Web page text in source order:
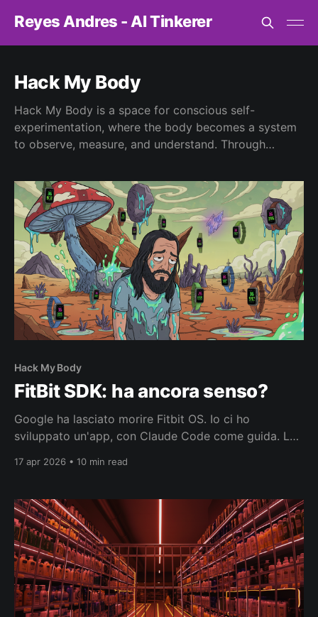
Reyes Andres - AI Tinkerer
Hack My Body
Hack My Body is a space for conscious self-
experimentation, where the body becomes a system
to observe, measure, and understand. Through
sensors, imperfect data, and critical introspection,
this tag collects personal experiments exploring how
technology, habits, and context shape physical and
mental performance. Not to optimize at all costs, but
to better understand what it means to inhabit a body
in the age of data.
Hack My Body
FitBit SDK: ha ancora senso?
Google ha lasciato morire Fitbit OS. Io ci ho
sviluppato un'app, con Claude Code come guida. La
17 apr 2026 • 10 min read